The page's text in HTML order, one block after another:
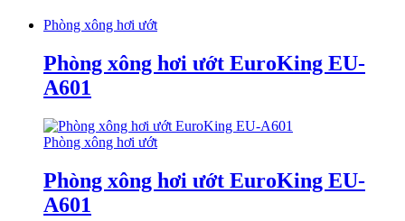
Phòng xông hơi ướt
Phòng xông hơi ướt EuroKing EU-
A601
Phòng xông hơi ướt
Phòng xông hơi ướt EuroKing EU-
A601